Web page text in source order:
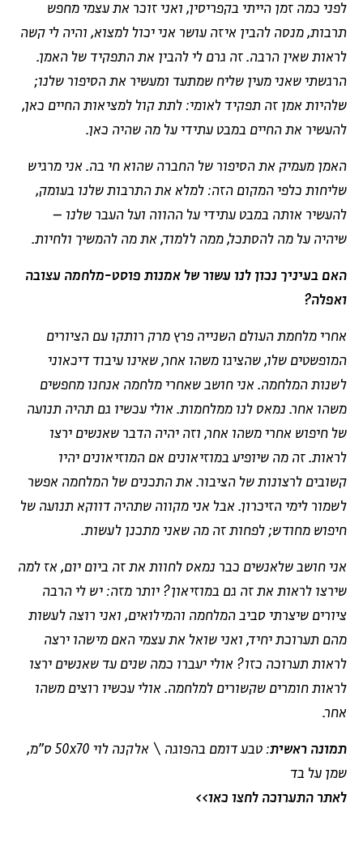
לפני כמה זמן הייתי בקפריסין, ואני זוכר את עצמי מחפש
תרבות, מנסה להבין איזה עושר אני יכול למצוא, והיה לי קשה
לראות שאין הרבה. זה גרם לי להבין את התפקיד של האמן.
הרגשתי שאני מעין שליח שמתעד ומעשיר את הסיפור שלנו;
שלהיות אמן זה תפקיד לאומי: לתת קול למציאות החיים כאן,
להעשיר את החיים במבט עתידי על מה שהיה כאן.
האמן מעמיק את הסיפור של החברה שהוא חי בה. אני מרגיש
שליחות כלפי המקום הזה: למלא את התרבות שלנו בעומק,
להעשיר אותה במבט עתידי על ההווה ועל העבר שלנו –
שיהיה על מה להסתכל, ממה ללמוד, את מה להמשיך ולחיות.
האם בעיניך נכון לנו עשור של אמנות פוסט-מלחמה עצובה
ואפלה?
אחרי מלחמת העולם השנייה פרץ מרק רותקו עם הציורים
המופשטים שלו, שהציגו משהו אחר, שאינו עיבוד דיכאוני
לשנות המלחמה. אני חושב שאחרי מלחמה אנחנו מחפשים
משהו אחר. נמאס לנו ממלחמות. אולי עכשיו גם תהיה תנועה
של חיפוש אחרי משהו אחר, וזה יהיה הדבר שאנשים ירצו
לראות. זה מה שיופיע במוזיאונים אם המוזיאונים יהיו
קשובים לרצונות של הציבור. את התכנים של המלחמה אפשר
לשמור לימי הזיכרון. אבל אני מקווה שתהיה דווקא תנועה של
חיפוש מחודש; לפחות זה מה שאני מתכנן לעשות.
אני חושב שלאנשים כבר נמאס לחוות את זה ביום יום, אז למה
שירצו לראות את זה גם במוזיאון? יותר מזה: יש לי הרבה
ציורים שיצרתי סביב המלחמה והמילואים, ואני רוצה לעשות
מהם תערוכת יחיד, ואני שואל את עצמי האם מישהו ירצה
לראות תערוכה כזו? אולי יעברו כמה שנים עד שאנשים ירצו
לראות חומרים שקשורים למלחמה. אולי עכשיו רוצים משהו
אחר.
תמונה ראשית
: טבע דומם בהפוגה \ אלקנה לוי 50x70 ס"מ,
שמן על בד
לאתר התערוכה לחצו כאו>>